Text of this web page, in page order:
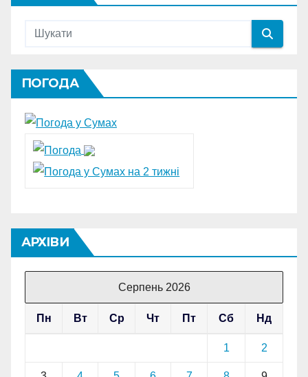
ПОГОДА
АРХІВИ
Серпень 2026
Пн Вт Ср Чт Пт Сб Нд
1 2